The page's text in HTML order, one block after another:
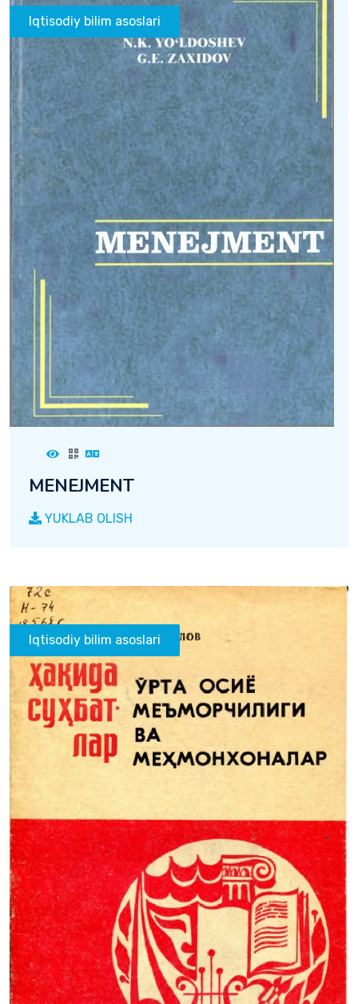
Iqtisodiy bilim asoslari
MENEJMENT
YUKLAB OLISH
Iqtisodiy bilim asoslari